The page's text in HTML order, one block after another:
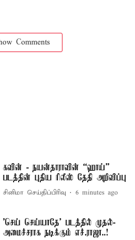
Comments
கவின் - நயன்தாராவின் “ஹாய்”
படத்தின் புதிய ரிலீஸ் தேதி அறிவிப்பு
சினிமா செய்திப்பிரிவு 6 minutes ago
'செய் செய்யாதே' படத்தில் முதல்-
அமைச்சராக நடிக்கும் எச்.ராஜா..!